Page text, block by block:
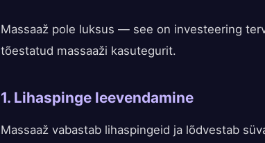
Massaaž pole luksus — see on investeering
tõestatud massaaži kasutegurit.
1. Lihaspinge leevendamine
Massaaž vabastab lihaspingeid ja lõdvestab